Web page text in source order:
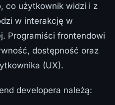
co użytkownik widzi i z
w interakcję w
Programiści frontendowi
dostępność oraz
(UX).
developera należą: